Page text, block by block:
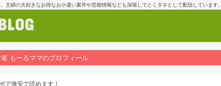
婦の大好きなお得なお小遣い案件や芸能情報なども深堀してとくダネとして配信しています。
もーるママのプロフィール
で激安で読めます！